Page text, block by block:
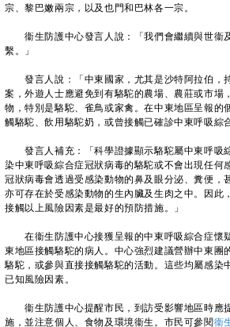
宗、黎巴嫩兩宗，以及也門和巴林各一宗。
衞生防護中心發言人說：「我們會繼續與世衞
繫。」
發言人說：「中東國家，尤其是沙特阿拉伯，
案，外遊人士應避免到有駱駝的農場、農莊或市場
物，特別是駱駝、雀鳥或家禽。在中東地區呈報的
觸駱駝、飲用駱駝奶，或曾接觸已確診中東呼吸綜
發言人補充：「科學證據顯示駱駝屬中東呼吸
染中東呼吸綜合症冠狀病毒的駱駝或不會出現任何
冠狀病毒會透過受感染動物的鼻及眼分泌、糞便，
亦可存在於受感染動物的生內臟及生肉之中。因此
接觸以上風險因素是最好的預防措施。」
在衞生防護中心接獲呈報的中東呼吸綜合症懷
東地區接觸駱駝的病人。中心強烈建議營辦中東團
駱駝，或參與直接接觸駱駝的活動。這些均屬感染
已知風險因素。
衞生防護中心提醒市民，到訪受影響地區時應
施，並注意個人、食物及環境衞生。市民可參閱衞